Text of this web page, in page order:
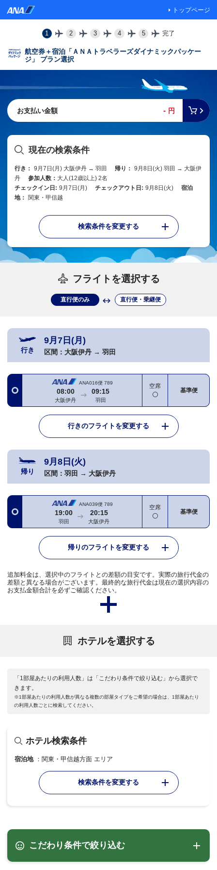
トップページ
1 2 3 4 5 完了
航空券＋宿泊「ＡＮＡトラベラーズダイナミックパッケー
ジ」 プラン選択
お支払い金額 - 円
現在の検索条件
行き： 9月7日(月) 大阪伊丹 → 羽田 帰り： 9月8日(火) 羽田 → 大阪伊
丹
参加人数： 大人(12歳以上) 2名
チェックイン日: 9月7日(月) チェックアウト日: 9月8日(火)
宿泊
地：
関東・甲信越
検索条件を変更する
フライトを選択する
直行便のみ 直行便・乗継便
行き
9月7日(月)
区間： 大阪伊丹 → 羽田
ANA016便 789
08:00
大阪伊丹
09:15
羽田
空席
基準便
行きのフライトを変更する
帰り
9月8日(火)
区間： 羽田 → 大阪伊丹
ANA039便 789
19:00
羽田
20:15
大阪伊丹
空席
基準便
帰りのフライトを変更する
追加料金は、選択中のフライトとの差額の目安です。実際の旅行代金の
差額と異なる場合がございます。最終的な旅行代金は現在の選択内容の
お支払金額合計を必ずご確認ください。
ホテルを選択する
「1部屋あたりの利用人数」は「こだわり条件で絞り込む」から選択で
きます。
※1部屋あたりの利用人数が異なる複数の部屋タイプをご希望の場合は、1部屋あたり
の利用人数ごとに検索してください。
ホテル検索条件
宿泊地 関東・甲信越方面 エリア
検索条件を変更する
こだわり条件で絞り込む